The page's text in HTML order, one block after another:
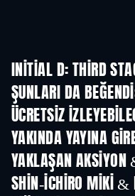
INITIAL D: THIRD
ŞUNLARI DA
ÜCRETSIZ
YAKINDA YAYINA
YAKLAŞAN AKSIYON
SHIN-ICHIRO MIKI &